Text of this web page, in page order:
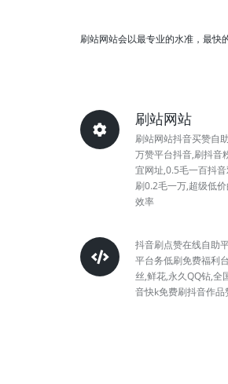
刷站网站会以最专业的水准，最快
刷站网站
刷站网站抖音买赞自
万赞平台抖音,刷抖音
宜网址,0.5毛一百抖
刷0.2毛一万,超级低
效率
抖音刷点赞在线自助
平台务低刷免费福利
丝,鲜花,永久QQ钻,全
音快k免费刷抖音作品